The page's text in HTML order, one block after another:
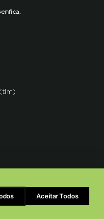
(tlm)
Aceitar Todos